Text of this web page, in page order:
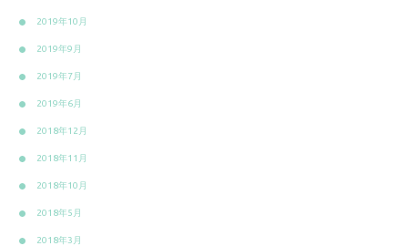
2019年10月
2019年9月
2019年7月
2019年6月
2018年12月
2018年11月
2018年10月
2018年5月
2018年3月